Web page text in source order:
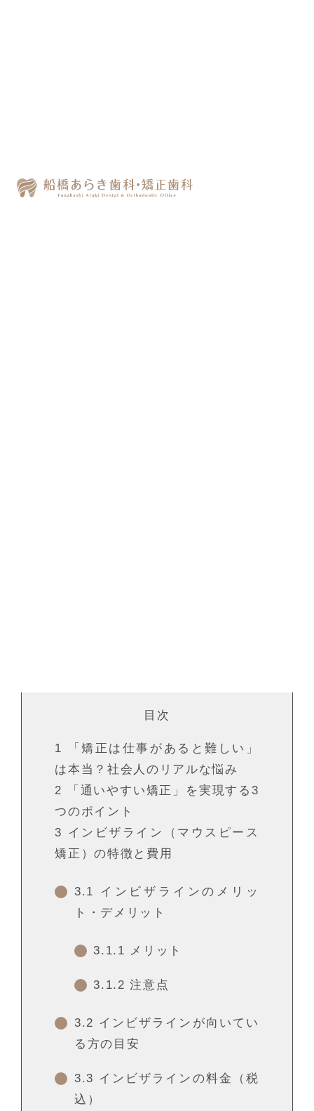
「矯正したいけど、仕事があるから通
目次
1
「矯正は仕事があると難しい」
は本当？社会人のリアルな悩み
2
「通いやすい矯正」を実現する3
つのポイント
3 インビザライン（マウスピース
矯正）の特徴と費用
3.1 インビザラインのメリッ
ト・デメリット
3.1.1 メリット
3.1.2 注意点
3.2 インビザラインが向いてい
る方の目安
3.3 インビザラインの料金（税
込）